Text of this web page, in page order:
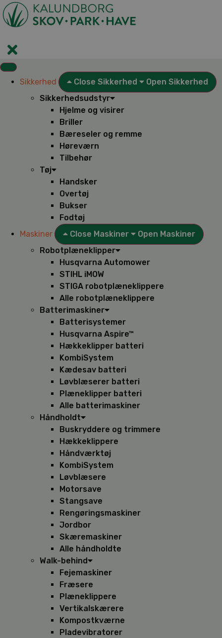
Videre
til
indhold
Sikkerhed Close Sikkerhed
Open Sikkerhed
Sikkerhedsudstyr
Hjelme og visirer
Briller
Bæreseler og remme
Høreværn
Tilbehør
Tøj
Handsker
Overtøj
Bukser
Fodtøj
Maskiner
Close Maskiner
Open Maskiner
Robotplæneklipper
Husqvarna Automower
STIHL iMOW
STIGA robotplæneklippere
Alle robotplæneklippere
Batterimaskiner
Batterisystemer
Husqvarna Aspire™
Hækkeklipper batteri
KombiSystem
Kædesav batteri
Løvblæserer batteri
Plæneklipper batteri
Alle batterimaskiner
Håndholdt
Buskryddere og trimmere
Hækkeklippere
Håndværktøj
KombiSystem
Løvblæsere
Motorsave
Stangsave
Rengøringsmaskiner
Jordbor
Skæremaskiner
Alle håndholdte
Walk-behind
Fejemaskiner
Fræsere
Plæneklippere
Vertikalskærere
Kompostkværne
Pladevibratorer